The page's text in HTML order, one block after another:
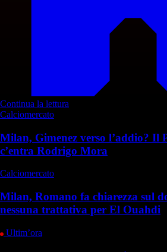
Continua la lettura
Calciomercato
Milan, Gimenez verso l’addio? Il
c’entra Rodrigo Mora
Calciomercato
Milan, Romano fa chiarezza sul
nessuna trattativa per El Ouahdi
Ultim’ora